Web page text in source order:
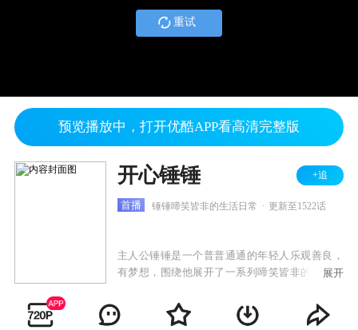
重试
预览播放中，打开优酷APP看高清完整版
开心锤锤 +追
首播 锤锤啼笑皆非的生活日常 更新至1522话
主人公锤锤是一个普普通通的年轻人乐观善良，
有梦想，围绕他展开了一系列啼笑皆非的故事。
常生活中发生的小故事，引发观众共鸣，传递正
能量，深受粉丝的喜爱。
展开